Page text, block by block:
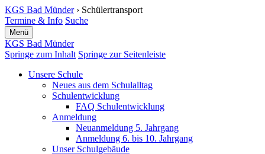
KGS Bad Münder› Schülertransport
Termine & Info Suche
Menü
KGS Bad Münder
Springe zum Inhalt Springe zur Seitenleiste
Unsere Schule
Neues aus dem Schulalltag
Schulentwicklung
FAQ Schulentwicklung
Anmeldung
Neuanmeldung 5. Jahrgang
Anmeldung 6. bis 10. Jahrgang
Unser Schulgebäude